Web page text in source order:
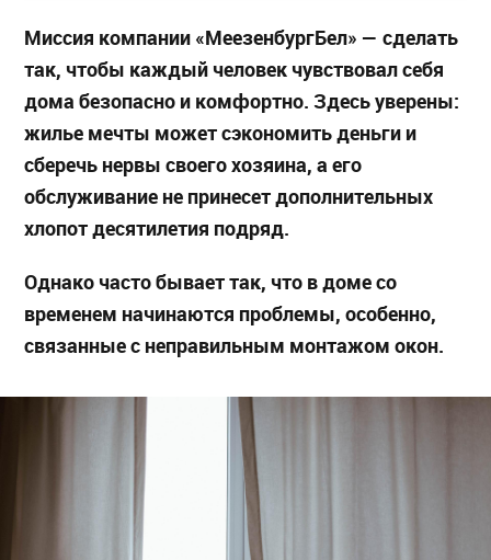
Миссия компании «МеезенбургБел» — сделать
так, чтобы каждый человек чувствовал себя
дома безопасно и комфортно. Здесь уверены:
жилье мечты может сэкономить деньги и
сберечь нервы своего хозяина, а его
обслуживание не принесет дополнительных
хлопот десятилетия подряд.
Однако часто бывает так, что в доме со
временем начинаются проблемы, особенно,
связанные с неправильным монтажом окон.